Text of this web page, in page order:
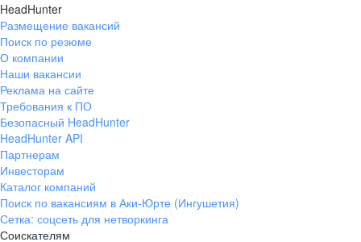
HeadHunter
Размещение вакансий
Поиск по резюме
О компании
Наши вакансии
Реклама на сайте
Требования к ПО
Безопасный HeadHunter
HeadHunter API
Партнерам
Инвесторам
Каталог компаний
Поиск по вакансиям в Аки-Юрте (Ингушетия)
Сетка: соцсеть для нетворкинга
Соискателям